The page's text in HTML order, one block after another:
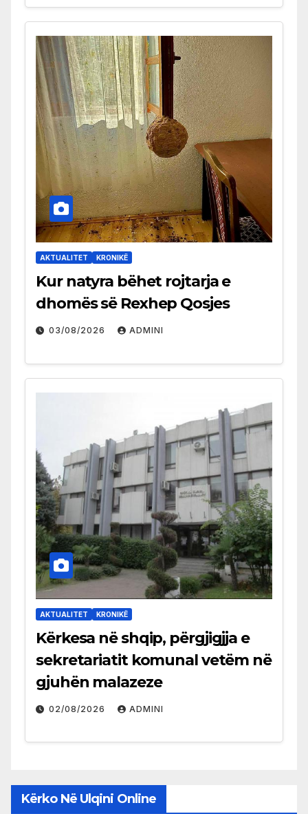
AKTUALITET KRONIKË
Kur natyra bëhet rojtarja e
dhomës së Rexhep Qosjes
03/08/2026 ADMINI
AKTUALITET KRONIKË
Kërkesa në shqip, përgjigjja e
sekretariatit komunal vetëm në
gjuhën malazeze
02/08/2026 ADMINI
Kërko Në Ulqini Online